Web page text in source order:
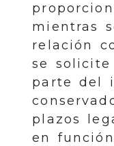
mientras
relación
se solicite
parte del
plazos
en